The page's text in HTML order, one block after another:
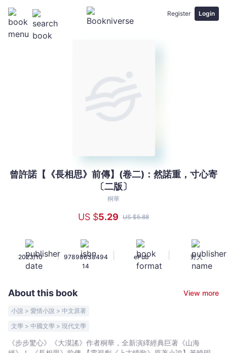
Register Login
曾
傳】
然
諾
重，
心
曾許諾【《長相思》前傳】(卷二)：然諾重，寸心寄
〔二版〕
桐華
US $5.29 US $5.88
2023/10 | 97898638494
14
ePub 野人
About this book View more
小說 > 愛情小說 > 中文原著
文學 > 中國文學 > 現代文學
《步步驚心》《大漠謠》作者桐華，全新演繹經典巨著《山海